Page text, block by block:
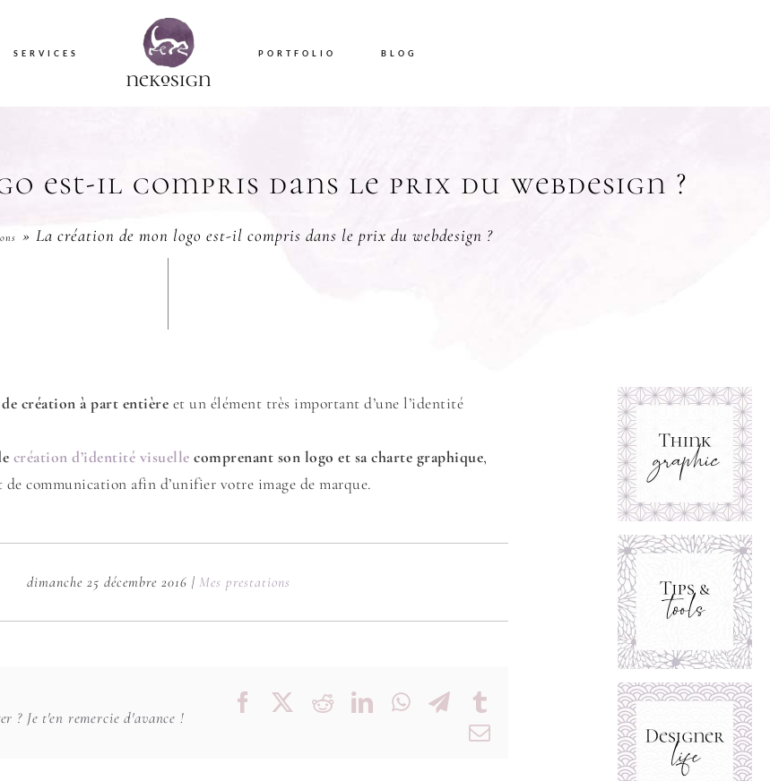
SERVICES PORTFOLIO BLOG
est-il compris dans le prix du webdesign ?
La création de mon logo est-il compris dans le prix du webdesign ?
de création à part entière et un élément très important d’une l’identité
création d’identité visuelle comprenant son logo et sa charte graphique,
de communication afin d’unifier votre image de marque.
dimanche 25 décembre 2016 | Mes prestations
? Je t'en remercie d'avance !
FacebookRedditLinkedInWhatsApp
Telegram
Email